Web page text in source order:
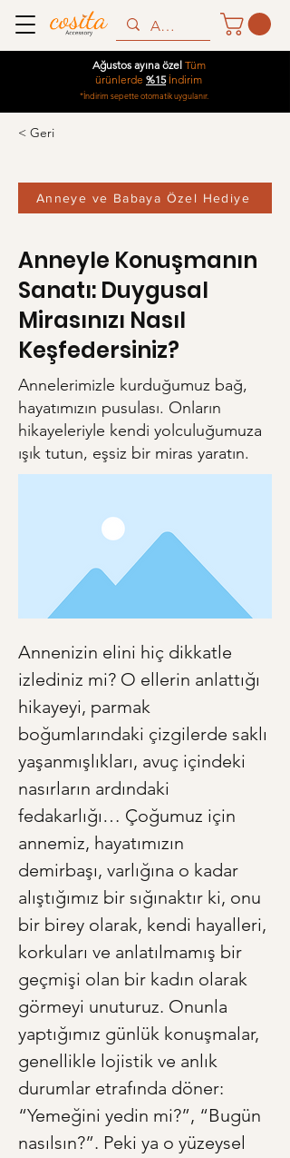
Ağustos ayına özel Tüm
ürünlerde %15İndirim
*İndirim sepette otomatik uygulanır.
< Geri
Anneye ve Babaya Özel Hediye
Anneyle Konuşmanın
Sanatı: Duygusal
Mirasınızı Nasıl
Keşfedersiniz?
Annelerimizle kurduğumuz bağ,
hayatımızın pusulası. Onların
hikayeleriyle kendi yolculuğumuza
ışık tutun, eşsiz bir miras yaratın.
Annenizin elini hiç dikkatle
izlediniz mi? O ellerin anlattığı
hikayeyi, parmak
boğumlarındaki çizgilerde saklı
yaşanmışlıkları, avuç içindeki
nasırların ardındaki
fedakarlığı… Çoğumuz için
annemiz, hayatımızın
demirbaşı, varlığına o kadar
alıştığımız bir sığınaktır ki, onu
bir birey olarak, kendi hayalleri,
korkuları ve anlatılmamış bir
geçmişi olan bir kadın olarak
görmeyi unuturuz. Onunla
yaptığımız günlük konuşmalar,
genellikle lojistik ve anlık
durumlar etrafında döner:
“Yemeğini yedin mi?”, “Bugün
nasılsın?”. Peki ya o yüzeysel